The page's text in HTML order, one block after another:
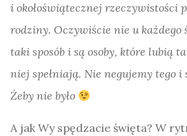
i okołoświątecznej rzeczywistości
rodziny. Oczywiście nie u
taki sposób i są osoby, które lubią
niej spełniają. Nie negujemy tego i
Żeby nie było
A jak Wy spędzacie święta? W